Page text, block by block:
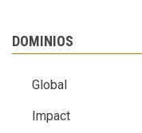
DOMINIOS
Global
Impact